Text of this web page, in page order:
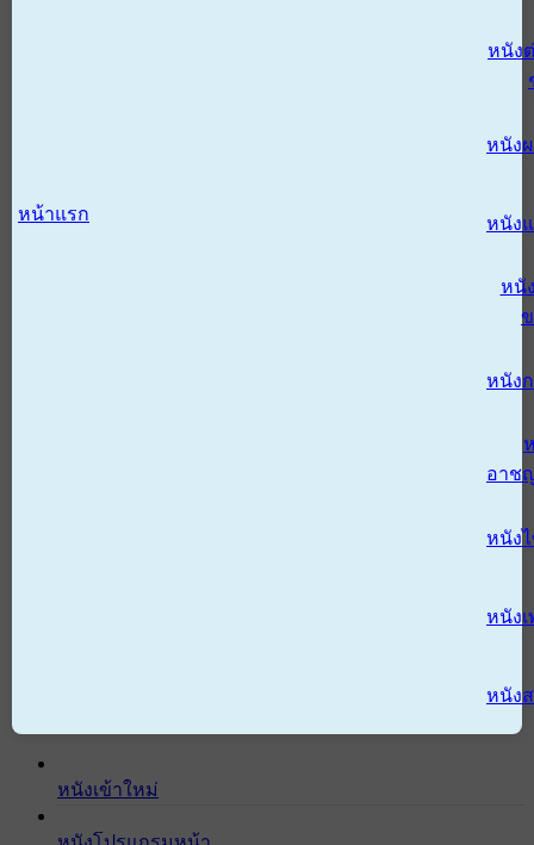
หน้าแรก
หนัง
หนัง
หนัง
หนั
หนัง
อาช
หนัง
หนังเ
หนัง
หนังเข้าใหม่